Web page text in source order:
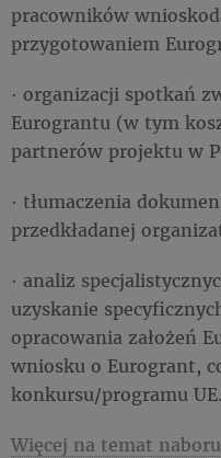
pracowników
przygotowaniem
· organizacji spotkań
Eurograntu (w tym
partnerów projektu w
· tłumaczenia
przedkładanej
· analiz
uzyskanie
opracowania założeń
wniosku o Eurogrant,
konkursu/programu UE.
Więcej na temat